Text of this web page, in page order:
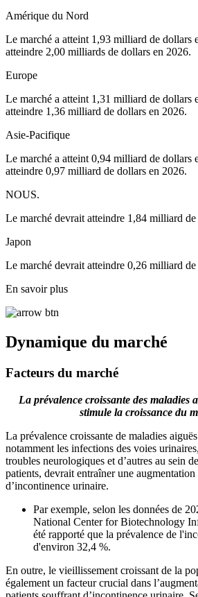
Amérique du Nord
Le marché a atteint 1,93 milliard de dollars
atteindre 2,00 milliards de dollars en 2026.
Europe
Le marché a atteint 1,31 milliard de dollars
atteindre 1,36 milliard de dollars en 2026.
Asie-Pacifique
Le marché a atteint 0,94 milliard de dollars
atteindre 0,97 milliard de dollars en 2026.
NOUS.
Le marché devrait atteindre 1,84 milliard
Japon
Le marché devrait atteindre 0,26 milliard
En savoir plus
Dynamique du marché
Facteurs du marché
La prévalence croissante des maladies
stimule la croissance du
La prévalence croissante de maladies
notamment les infections des voies
troubles neurologiques et d’autres au sein
patients, devrait entraîner une
d’incontinence urinaire.
Par exemple, selon les données de
National Center for Biotechnology
été rapporté que la prévalence de
d'environ 32,4 %.
En outre, le vieillissement croissant de la
également un facteur crucial dans